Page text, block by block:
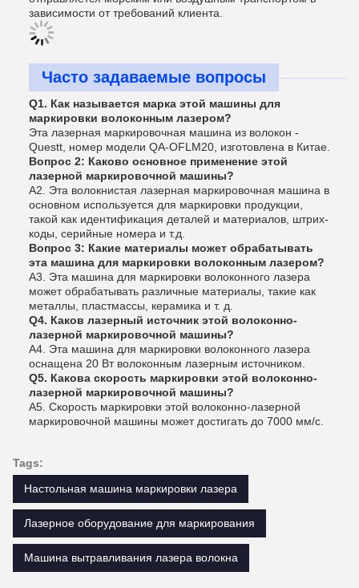
зависимости от требований клиента.
Часто задаваемые вопросы
Q1. Как называется марка этой машины для
маркировки волоконным лазером?
Эта лазерная маркировочная машина из волокон -
Questt, номер модели QA-OFLM20, изготовлена в Китае.
Вопрос 2: Каково основное применение этой
лазерной маркировочной машины?
A2. Эта волокнистая лазерная маркировочная машина в
основном используется для маркировки продукции,
такой как идентификация деталей и материалов, штрих-
коды, серийные номера и т.д.
Вопрос 3: Какие материалы может обрабатывать
эта машина для маркировки волоконным лазером?
A3. Эта машина для маркировки волоконного лазера
может обрабатывать различные материалы, такие как
металлы, пластмассы, керамика и т. д.
Q4. Каков лазерный источник этой волоконно-
лазерной маркировочной машины?
A4. Эта машина для маркировки волоконного лазера
оснащена 20 Вт волоконным лазерным источником.
Q5. Какова скорость маркировки этой волоконно-
лазерной маркировочной машины?
A5. Скорость маркировки этой волоконно-лазерной
маркировочной машины может достигать до 7000 мм/с.
Tags:
Настольная машина маркировки лазера
Лазерное оборудование для маркирования
Машина вытравливания лазера волокна